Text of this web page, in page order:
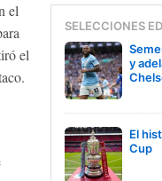
SELECCIONES
y
El
Cup
el
el